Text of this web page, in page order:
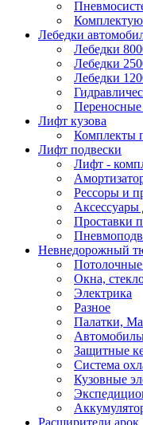
Лебедки
Лебедки
Лебедки
Лебедки
Переносные
Лифт кузова
Комплекты
Лифт подвески
Лифт -
Рессоры и
Аксессуары
Проставки
Невнедорожный
Потолочные
Окна,
Электрика
Разное
Палатки,
Защитные
Система
Кузовные